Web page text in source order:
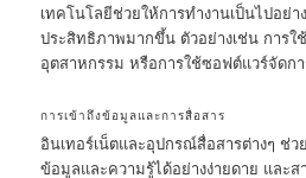
เทคโนโลยีช่วยให้การทำงานเป็นไปอย่า
ประสิทธิภาพมากขึ้น ตัวอย่างเช่น การใ
อุตสาหกรรม หรือการใช้ซอฟต์แวร์จัดก
การเข้าถึงข้อมูลและการสื่อสาร
อินเทอร์เน็ตและอุปกรณ์สื่อสารต่างๆ ช่ว
ข้อมูลและความรู้ได้อย่างง่ายดาย และ